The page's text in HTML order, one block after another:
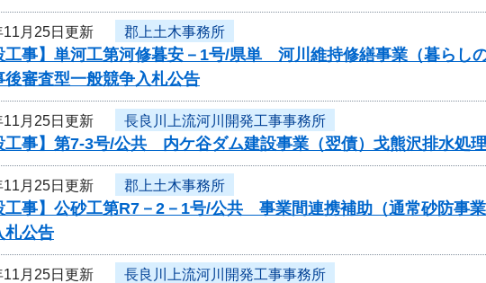
11月25日更新 郡上土木事務所
工事】単河工第河修暮安－1号/県単 河川維持修繕事業（暮らし
後審査型一般競争入札公告
11月25日更新 長良川上流河川開発工事事務所
工事】第7-3号/公共 内ケ谷ダム建設事業（翌債）戈熊沢排水処
11月25日更新 郡上土木事務所
工事】公砂工第R7－2－1号/公共 事業間連携補助（通常砂防事
札公告
11月25日更新 長良川上流河川開発工事事務所